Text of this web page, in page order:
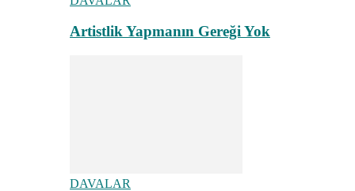
Artistlik Yapmanın Gereği Yok
DAVALAR